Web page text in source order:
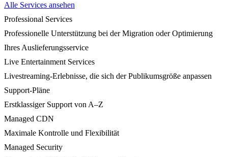
Alle Services ansehen
Professional Services
Professionelle Unterstützung bei der Migration oder Optimierung
Ihres Auslieferungsservice
Live Entertainment Services
Livestreaming-Erlebnisse, die sich der Publikumsgröße anpassen
Support-Pläne
Erstklassiger Support von A–Z
Managed CDN
Maximale Kontrolle und Flexibilität
Managed Security